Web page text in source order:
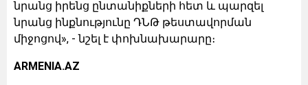
նրանց իրենց ընտանիքների հետ և պարզել
նրանց ինքնությունը ԴՆԹ թեստավորման
միջոցով», - նշել է փոխնախարարը։
ARMENIA.AZ